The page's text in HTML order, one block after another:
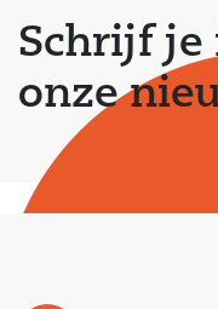
Schrijf je
onze